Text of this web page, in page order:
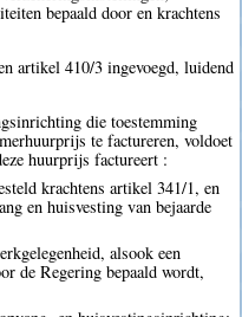
bepaald door en krachtens
artikel 410/3 ingevoegd, luidend
die toestemming
te factureren, voldoet
huurprijs factureert :
krachtens artikel 341/1, en
en huisvesting van bejaarde
alsook een
de Regering bepaald wordt,